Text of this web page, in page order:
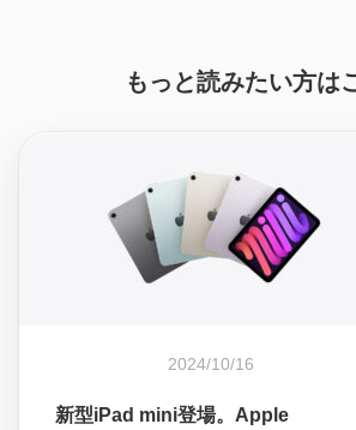
もっと読みたい方は
2024/10/16
新型iPad mini登場。Apple